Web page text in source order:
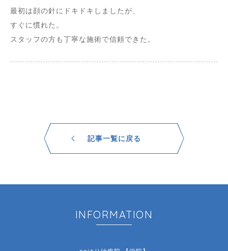
最初は顔の針にドキドキしましたが、
すぐに慣れた。
スタッフの方も丁寧な施術で信頼できた。
記事一覧に戻る
INFORMATION